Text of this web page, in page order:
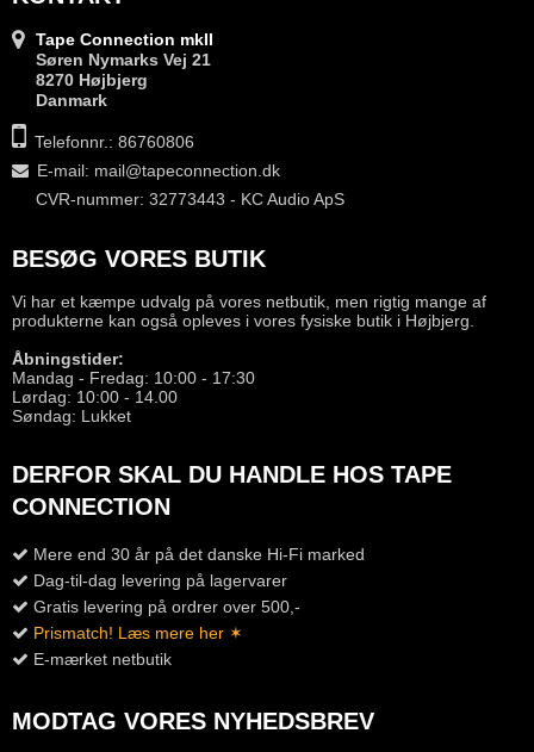
Tape Connection mkII
Søren Nymarks Vej 21
8270 Højbjerg
Danmark
Telefonnr.: 86760806
E-mail: mail@tapeconnection.dk
CVR-nummer: 32773443 - KC Audio ApS
BESØG VORES BUTIK
Vi har et kæmpe udvalg på vores netbutik, men rigtig mange af
produkterne kan også opleves i vores fysiske butik i Højbjerg.
Åbningstider:
Mandag - Fredag: 10:00 - 17:30
Lørdag: 10:00 - 14.00
Søndag: Lukket
DERFOR SKAL DU HANDLE HOS TAPE
CONNECTION
Mere end 30 år på det danske Hi-Fi marked
Dag-til-dag levering på lagervarer
Gratis levering på ordrer over 500,-
Prismatch! Læs mere her ✶
E-mærket netbutik
MODTAG VORES NYHEDSBREV